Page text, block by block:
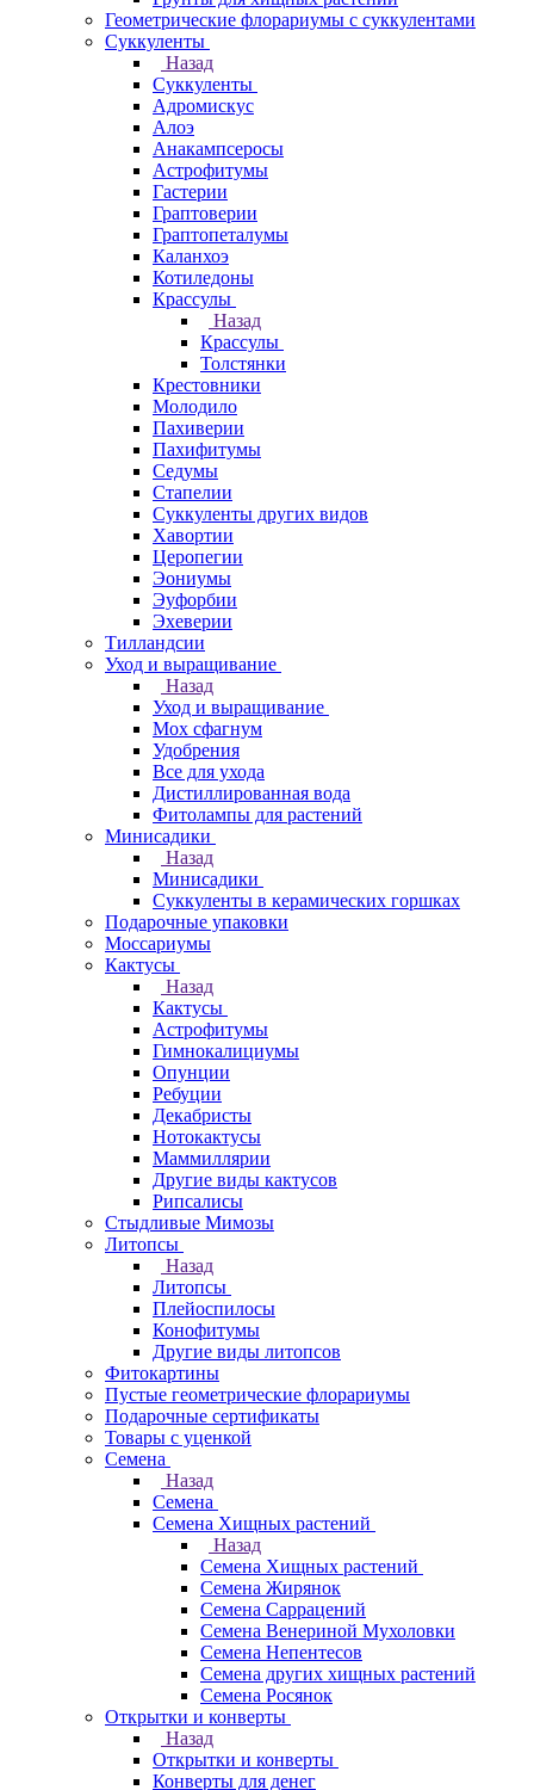
Геометрические флорариумы с суккулентами
Суккуленты
Назад
Суккуленты
Адромискус
Алоэ
Анакампсеросы
Астрофитумы
Гастерии
Граптоверии
Граптопеталумы
Каланхоэ
Котиледоны
Крассулы
Назад
Крассулы
Толстянки
Крестовники
Молодило
Пахиверии
Пахифитумы
Седумы
Стапелии
Суккуленты других видов
Хавортии
Церопегии
Эониумы
Эуфорбии
Эхеверии
Тилландсии
Уход и выращивание
Назад
Уход и выращивание
Мох сфагнум
Удобрения
Все для ухода
Дистиллированная вода
Фитолампы для растений
Минисадики
Назад
Минисадики
Суккуленты в керамических горшках
Подарочные упаковки
Моссариумы
Кактусы
Назад
Кактусы
Астрофитумы
Гимнокалициумы
Опунции
Ребуции
Декабристы
Нотокактусы
Маммиллярии
Другие виды кактусов
Рипсалисы
Стыдливые Мимозы
Литопсы
Назад
Литопсы
Плейоспилосы
Конофитумы
Другие виды литопсов
Фитокартины
Пустые геометрические флорариумы
Подарочные сертификаты
Товары с уценкой
Семена
Назад
Семена
Семена Хищных растений
Назад
Семена Хищных растений
Семена Жирянок
Семена Саррацений
Семена Венериной Мухоловки
Семена Непентесов
Семена других хищных растений
Семена Росянок
Открытки и конверты
Назад
Открытки и конверты
Конверты для денег